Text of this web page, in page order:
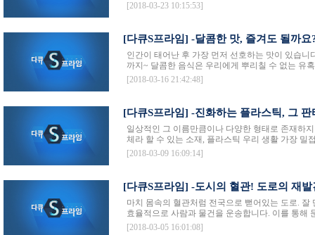
[2018-03-23 10:15:53]
[다큐S프라임] -달콤한 맛, 즐겨도 될까요
인간이 태어난 후 가장 먼저 선호하는 맛이 있습
까지~ 달콤한 음식은 우리에게 뿌리칠 수 없는 유
[2018-03-16 21:42:48]
[다큐S프라임] -진화하는 플라스틱, 그 판
일상적인 그 이름만큼이나 다양한 형태로 존재하
체라 할 수 있는 소재, 플라스틱 우리 생활 가장 밀
[2018-03-09 16:09:14]
[다큐S프라임] -도시의 혈관! 도로의 재발
마치 몸속의 혈관처럼 전국으로 뻗어있는 도로.
효율적으로 사람과 물건을 운송합니다. 이를 통해
[2018-03-05 16:01:08]